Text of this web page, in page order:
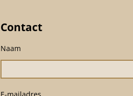
Contact
Naam
E-mailadres